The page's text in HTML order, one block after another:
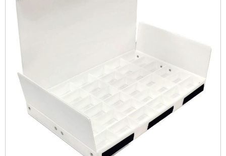
■その他発泡材・緩衝材
■その他資材
楽器・音響機器用
瓶・缶・ボトル用
スポーツ・アウトドア・健康用
靴・衣類・アパレル小物用
時計・宝飾品用
2018年
2017年
2016年
2015年